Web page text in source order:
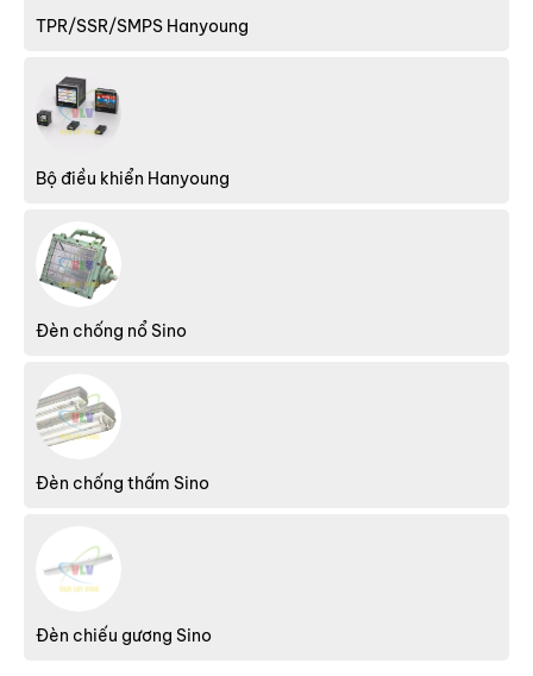
TPR/SSR/SMPS Hanyoung
Bộ điều khiển Hanyoung
Đèn chống nổ Sino
Đèn chống thấm Sino
Đèn chiếu gương Sino